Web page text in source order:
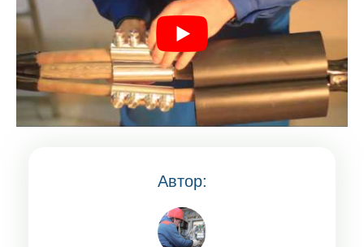
Автор: